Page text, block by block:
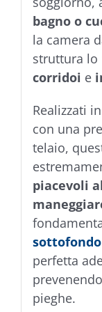
bagno o
la camera
struttura lo
corridoi e
Realizzati
con una
telaio,
piacevoli
sottofondo
perfetta
pieghe.